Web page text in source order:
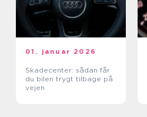
01. januar 2026
Skadecenter: sådan får
du bilen trygt tilbage på
vejen